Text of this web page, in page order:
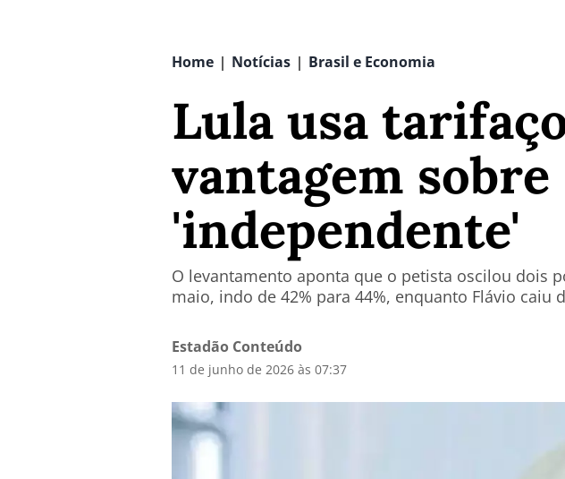
Home | Notícias | Brasil e Economia
Lula usa
vantagem
'independente'
O levantamento aponta que o petista oscilou dois
maio, indo de 42% para 44%, enquanto Flávio caiu
Estadão Conteúdo
11 de junho de 2026 às 07:37